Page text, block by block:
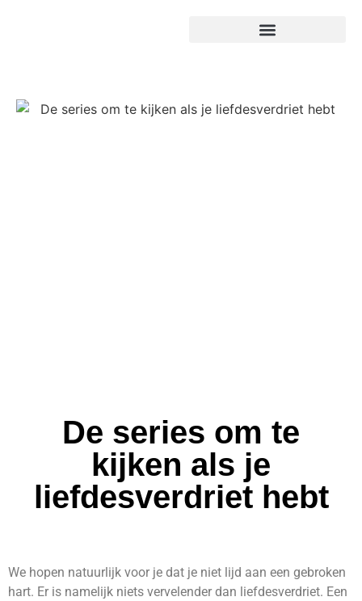
De series om te
kijken als je
liefdesverdriet hebt
We hopen natuurlijk voor je dat je niet lijd aan een gebroken
hart. Er is namelijk niets vervelender dan liefdesverdriet. Een